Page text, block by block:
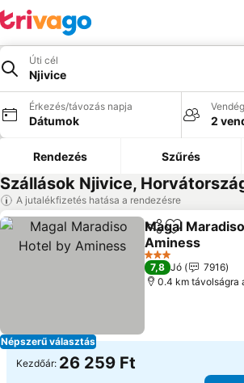
Úti cél
Njivice
Érkezés/távozás napja
Dátumok 2
Rendezés Szűrés
Szállások Njivice,
A jutalékfizetés hatása a rendezésre
Népszerű választás
Megosztás
Hozzáadás
Magal
Aminess
3 Kategória
7,8 Jó
7916
0.4 km távolságra
Kezdőár: 26 259 Ft